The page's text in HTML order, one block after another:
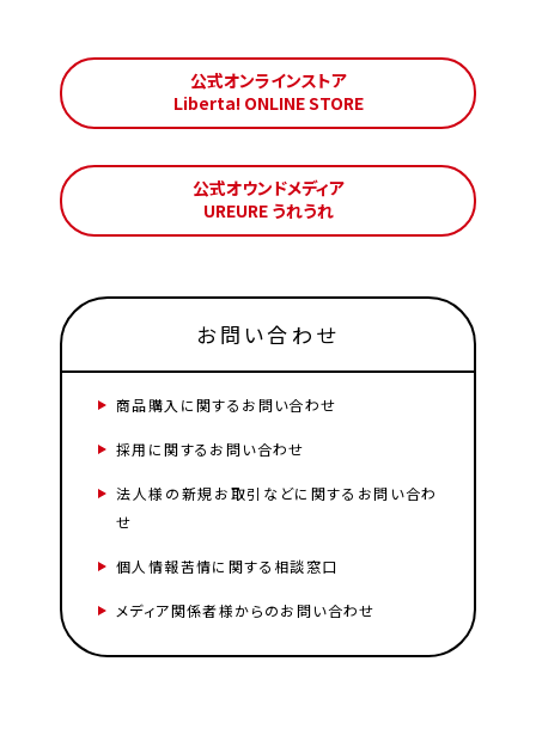
公式オンラインストア
Liberta! ONLINE STORE
公式オウンドメディア
UREURE うれうれ
お問い合わせ
商品購入に関するお問い合わせ
採用に関するお問い合わせ
法人様の新規お取引などに関するお問い合わ
せ
個人情報苦情に関する相談窓口
メディア関係者様からのお問い合わせ